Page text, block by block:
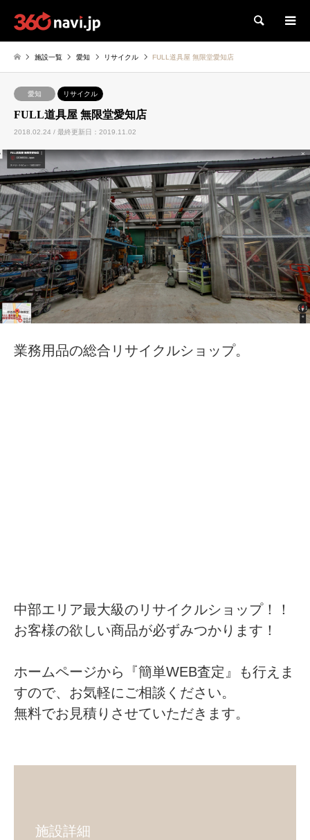
検索
施設一覧 愛知 リサイクル FULL道具屋 無限堂愛知店
愛知 リサイクル
FULL道具屋 無限堂愛知店
2018.02.24 / 最終更新日：2019.11.02
業務用品の総合リサイクルショップ。
中部エリア最大級のリサイクルショップ！！
お客様の欲しい商品が必ずみつかります！
ホームページから『簡単WEB査定』も行えま
すので、お気軽にご相談ください。
無料でお見積りさせていただきます。
施設詳細